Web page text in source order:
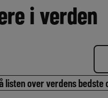
i verden
listen over verdens